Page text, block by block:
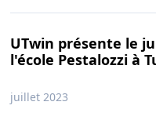
UTwin présente le
l'école Pestalozzi à
juillet 2023